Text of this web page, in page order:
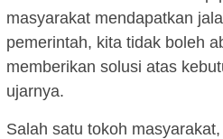
masyarakat mendapatkan
pemerintah, kita tidak boleh
memberikan solusi atas
ujarnya.
Salah satu tokoh